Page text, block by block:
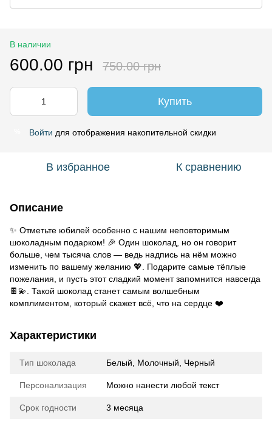
В наличии
600.00 грн 750.00 грн
Купить
Войти для отображения накопительной скидки
В избранное К сравнению
Описание
✨ Отметьте юбилей особенно с нашим неповторимым
шоколадным подарком! 🎉 Один шоколад, но он говорит
больше, чем тысяча слов — ведь надпись на нём можно
изменить по вашему желанию 💖. Подарите самые тёплые
пожелания, и пусть этот сладкий момент запомнится навсегда
🍫💫. Такой шоколад станет самым волшебным
комплиментом, который скажет всё, что на сердце ❤️
Характеристики
Тип шоколада Белый, Молочный, Черный
Персонализация Можно нанести любой текст
Срок годности 3 месяца